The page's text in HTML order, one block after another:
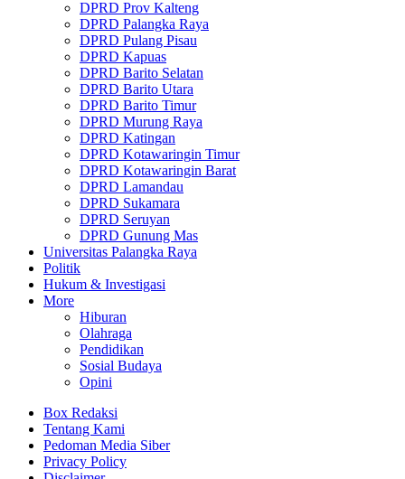
DPRD Prov Kalteng
DPRD Palangka Raya
DPRD Pulang Pisau
DPRD Kapuas
DPRD Barito Selatan
DPRD Barito Utara
DPRD Barito Timur
DPRD Murung Raya
DPRD Katingan
DPRD Kotawaringin Timur
DPRD Kotawaringin Barat
DPRD Lamandau
DPRD Sukamara
DPRD Seruyan
DPRD Gunung Mas
Universitas Palangka Raya
Politik
Hukum & Investigasi
More
Hiburan
Olahraga
Pendidikan
Sosial Budaya
Opini
Box Redaksi
Tentang Kami
Pedoman Media Siber
Privacy Policy